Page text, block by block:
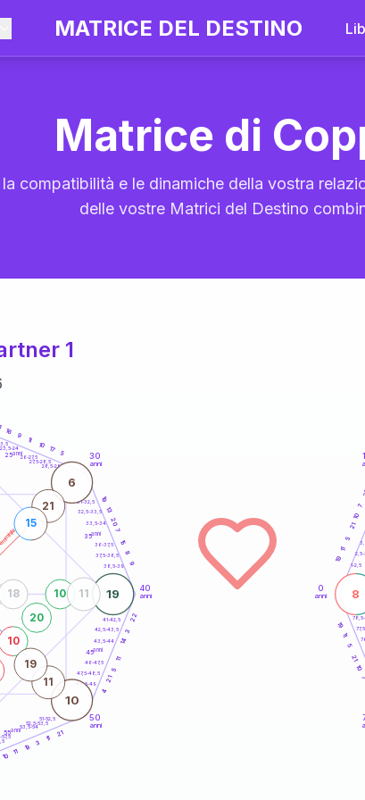
MATRICE DEL DESTINO
Matrice di
compatibilità e le dinamiche della vostra
delle vostre Matrici del Destino
1
30
anni
40
anni
50
anni
23,5-24
26-27,5
27,5-28,5
28,5-29
31-32,5
32,5-33,5
33,5-34
36-37,5
37,5-38,5
38,5-39
41-42,5
42,5-43,5
43,5-44
46-47,5
47,5-48,5
48,5-49
51-52,5
52,5-53,5
53,5-54
57,5
16
9
11
10 17
5
19
13
20
7
15
8
9
22
3
14
11
5
21
4
21
11
3
19
11
10
19
6
10
10
20
10 11
18
21
15
11
19
25anni
35anni
45anni
55anni
0
anni
1-2,5
2,5-
19
11
5
21
10
7
10
21
5
11
19
8